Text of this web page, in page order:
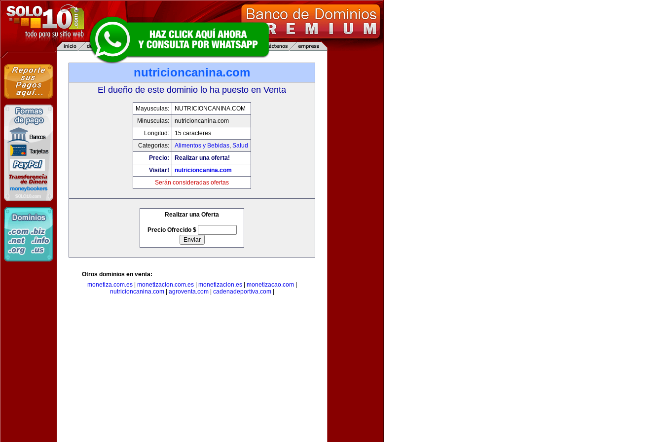
nutricioncanina.com
El dueño de este dominio lo ha puesto en Venta
Mayusculas:
NUTRICIONCANINA.COM
Minusculas:
nutricioncanina.com
Longitud:
15 caracteres
Categorias:
Alimentos y Bebidas, Salud
Precio:
Realizar una oferta!
Visitar!
nutricioncanina.com
Serán consideradas ofertas
Realizar una Oferta
Precio Ofrecido $
Otros dominios en venta:
monetiza.com.es| monetizacion.com.es| monetizacion.es| monetizacao.com|
nutricioncanina.com| agroventa.com| cadenadeportiva.com|